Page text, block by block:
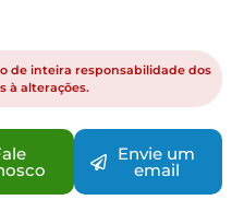
de inteira responsabilidade dos
à alterações.
Envie um
email